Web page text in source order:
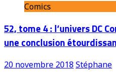
Comics
52, tome 4 : l’univers DC
une conclusion
20 novembre 2018 Stéphane